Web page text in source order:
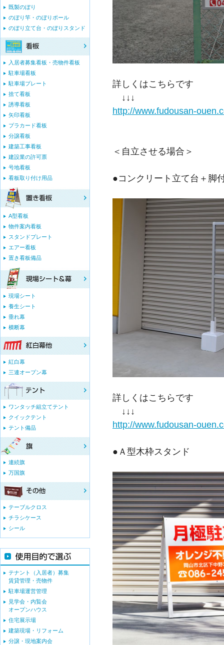
詳しくはこちらです
↓↓↓
http://www.fudousan-
＜自立させる場合＞
●コンクリート立て台＋脚
詳しくはこちらです
↓↓↓
http://www.fudousan-
●Ａ型木枠スタンド
既製のぼり
のぼり竿・のぼりポール
のぼり立て台・のぼりスタンド
入居者募集看板・売物件看板
駐車場看板
駐車場プレート
捨て看板
誘導看板
矢印看板
プラカード看板
分譲看板
建築工事看板
建設業の許可票
号地看板
看板取り付け用品
A型看板
物件案内看板
スタンドプレート
エアー看板
置き看板備品
現場シート
養生シート
垂れ幕
横断幕
紅白幕
三連オープン幕
ワンタッチ組立てテント
クイックテント
テント備品
連続旗
万国旗
テーブルクロス
チラシケース
シール
テナント（入居者）募集
賃貸管理・売物件
駐車場運営管理
見学会・内覧会
オープンハウス
住宅展示場
建築現場・リフォーム
分譲・現地案内会